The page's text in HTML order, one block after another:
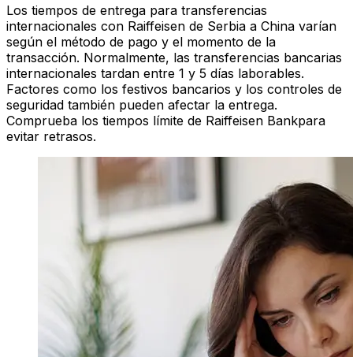
Los tiempos de entrega para transferencias
internacionales con Raiffeisen de Serbia a China varían
según el método de pago y el momento de la
transacción. Normalmente, las transferencias bancarias
internacionales tardan entre 1 y 5 días laborables.
Factores como los festivos bancarios y los controles de
seguridad también pueden afectar la entrega.
Comprueba los tiempos límite de Raiffeisen Bankpara
evitar retrasos.